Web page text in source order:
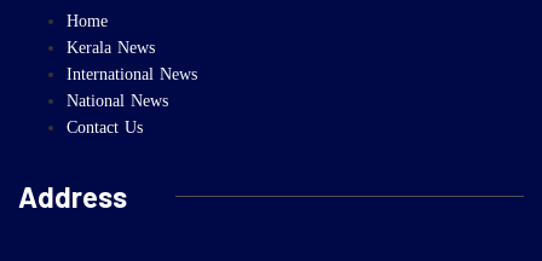
Home
Kerala News
International News
National News
Contact Us
Address